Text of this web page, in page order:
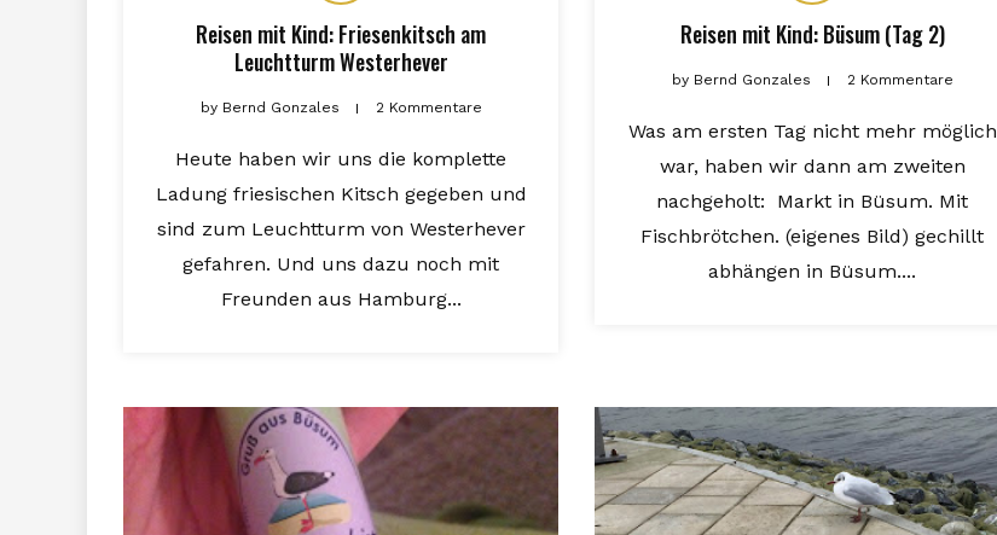
Reisen mit Kind: Friesenkitsch am
Leuchtturm Westerhever
byBernd Gonzales 2 Kommentare
Heute haben wir uns die komplette
Ladung friesischen Kitsch gegeben und
sind zum Leuchtturm von Westerhever
gefahren. Und uns dazu noch mit
Freunden aus Hamburg...
Reisen mit Kind: Büsum (Tag 2)
byBernd Gonzales 2 Kommentare
Was am ersten Tag nicht mehr möglich
war, haben wir dann am zweiten
nachgeholt: Markt in Büsum. Mit
Fischbrötchen. (eigenes Bild) gechillt
abhängen in Büsum....